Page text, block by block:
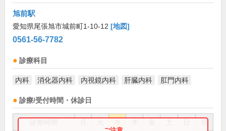
旭前駅
愛知県尾張旭市城前町1-10-12 [地図]
0561-56-7782
診療科目
内科 消化器内科 内視鏡内科 肝臓内科 肛門内科
診療/受付時間・休診日
祝